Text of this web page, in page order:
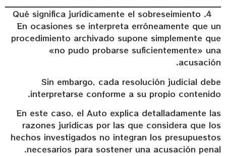
Qué significa jurídicamente el sobreseimiento
En ocasiones se interpreta erróneamente que un
procedimiento archivado supone simplemente que
«no pudo probarse suficientemente» una
acusación.
Sin embargo, cada resolución judicial debe
interpretarse conforme a su propio contenido.
En este caso, el Auto explica detalladamente las
razones jurídicas por las que considera que los
hechos investigados no integran los presupuestos
necesarios para sostener una acusación penal.